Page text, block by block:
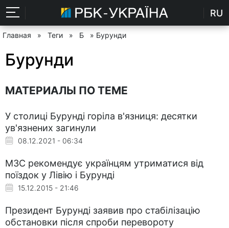
RU
Главная » Теги » Б » Бурунди
Бурунди
МАТЕРИАЛЫ ПО ТЕМЕ
У столиці Бурунді горіла в'язниця: десятки
ув'язнених загинули
08.12.2021 - 06:34
МЗС рекомендує українцям утриматися від
поїздок у Лівію і Бурунді
15.12.2015 - 21:46
Президент Бурунді заявив про стабілізацію
обстановки після спроби перевороту